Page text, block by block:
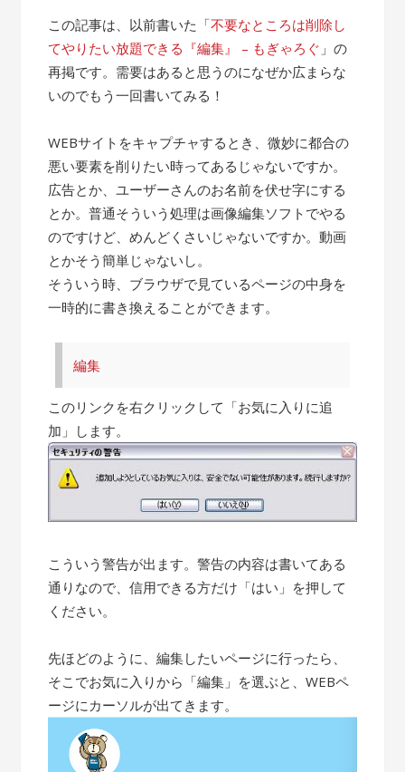
この記事は、以前書いた「不要なところは削除し
てやりたい放題できる『編集』 – もぎゃろぐ 」の
再掲です。需要はあると思うのになぜか広まらな
いのでもう一回書いてみる！
WEBサイトをキャプチャするとき、微妙に都合の
悪い要素を削りたい時ってあるじゃないですか。
広告とか、ユーザーさんのお名前を伏せ字にする
とか。普通そういう処理は画像編集ソフトでやる
のですけど、めんどくさいじゃないですか。動画
とかそう簡単じゃないし。
そういう時、ブラウザで見ているページの中身を
一時的に書き換えることができます。
編集
このリンクを右クリックして「お気に入りに追
加」します。
こういう警告が出ます。警告の内容は書いてある
通りなので、信用できる方だけ「はい」を押して
ください。
先ほどのように、編集したいページに行ったら、
そこでお気に入りから「編集」を選ぶと、WEBペ
ージにカーソルが出てきます。